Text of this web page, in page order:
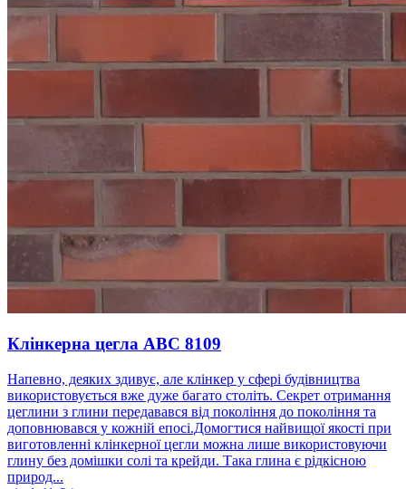
Клінкерна цегла ABC 8109
Напевно, деяких здивує, але клінкер у сфері будівництва
використовується вже дуже багато століть. Секрет отримання
цеглини з глини передавався від покоління до покоління та
доповнювався у кожній епосі.Домогтися найвищої якості при
виготовленні клінкерної цегли можна лише використовуючи
глину без домішки солі та крейди. Така глина є рідкісною
природ...